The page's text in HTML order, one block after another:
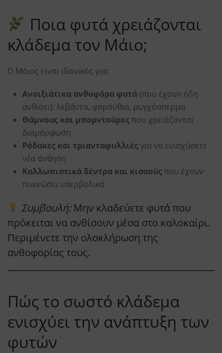
Ποια φυτά χρειάζονται
κλάδεμα τον Μάιο;
Ο Μάιος είναι ιδανικός για:
Ανοιξιάτικα ανθοφόρα φυτά (που έχουν ήδη
ανθίσει): λεβάντα, φορσύθια, ρυγχόσπερμα
Θάμνους και μπορντούρεςπου χρειάζονται
διαμόρφωση
Ρόδακες και τριανταφυλλιέςγια να ενισχύσετε
νέα άνθηση
Καλλωπιστικά δέντρα και κισσούςπου έχουν
πυκνώσει υπερβολικά
Συμβουλή:Μην κλαδεύετε φυτά που
πρόκειται να ανθίσουν μέσα στο καλοκαίρι.
Περιμένετε την ολοκλήρωση της
ανθοφορίας τους.
Πώς το σωστό κλάδεμα
ενισχύει την ανάπτυξη των
φυτών